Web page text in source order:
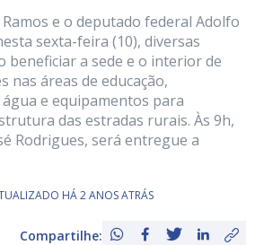
e o deputado federal Adolfo
sexta-feira (10), diversas
beneficiar a sede e o interior de
nas áreas de educação,
e equipamentos para
das estradas rurais. Às 9h,
Rodrigues, será entregue a
HÁ 2 ANOS ATRÁS
Compartilhe: